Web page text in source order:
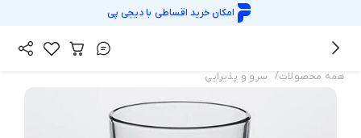
امکان خرید اقساطی بادیجی پی
همه محصولات/ سرو و پذیرایی